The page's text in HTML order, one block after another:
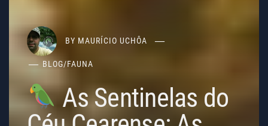
BY MAURÍCIO UCHÔA
BLOG/FAUNA
As Sentinelas do